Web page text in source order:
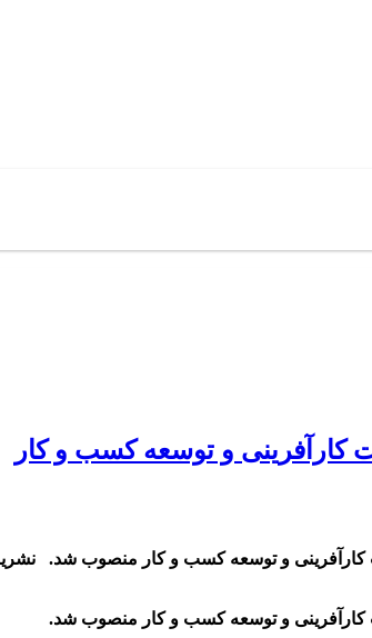
کارآفرینی و توسعه کسب و کار
کارآفرینی و توسعه کسب و کار منصوب شد.
کارآفرینی و توسعه کسب و کار منصوب شد.